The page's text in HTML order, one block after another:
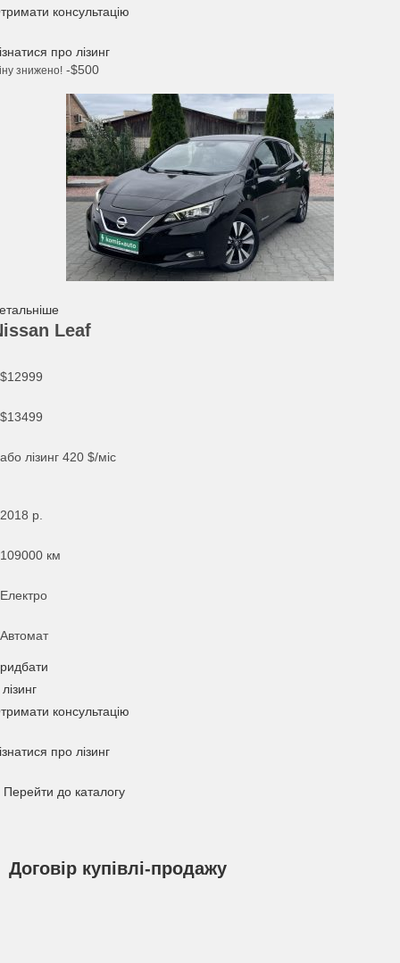
консультацію
про лізинг
знижено! -$500
Leaf
$12999
$13499
або лізинг 420 $/міс
2018 р.
109000 км
Електро
Автомат
консультацію
про лізинг
Перейти до каталогу
Договір купівлі-продажу